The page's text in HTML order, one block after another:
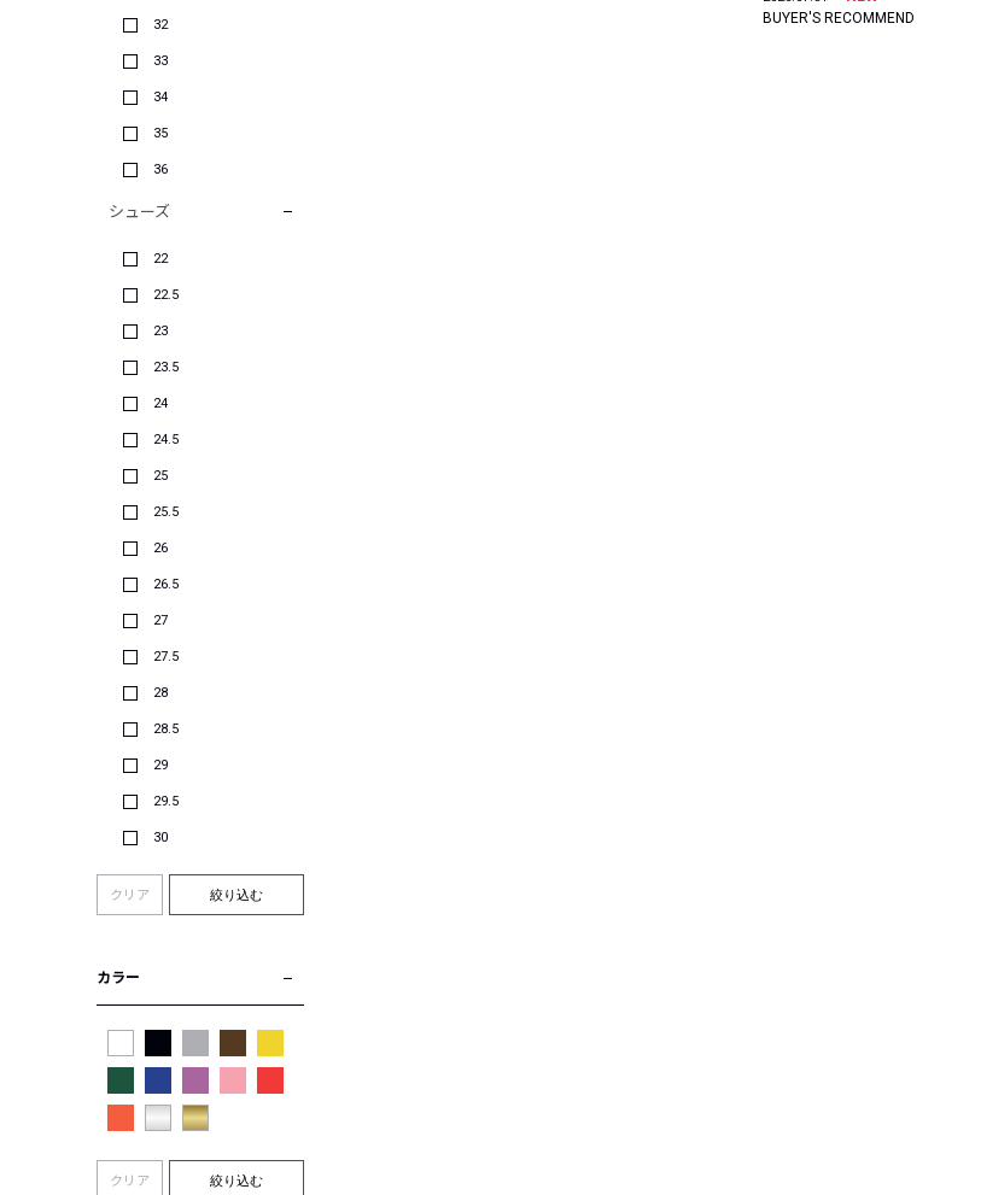
32
33
34
35
36
シューズ
22
22.5
23
23.5
24
24.5
25
25.5
26
26.5
27
27.5
28
28.5
29
29.5
30
クリア 絞り込む
カラー
クリア 絞り込む
BUYER'S RECOMMEND